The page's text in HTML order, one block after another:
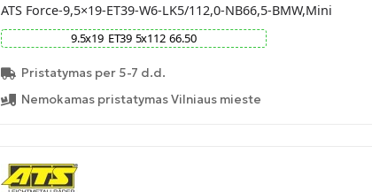
ATS Force-9,5×19-ET39-W6-LK5/112,0-NB66,5-BMW,Mini
9.5x19 ET39 5x112 66.50
Pristatymas per 5-7 d.d.
Nemokamas pristatymas Vilniaus mieste